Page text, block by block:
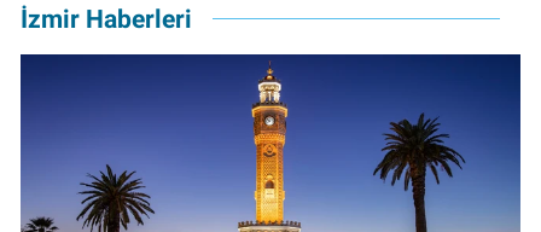
İzmir Haberleri